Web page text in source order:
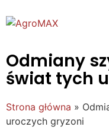
Odmiany
świat tych
Strona główna »
uroczych gryzoni